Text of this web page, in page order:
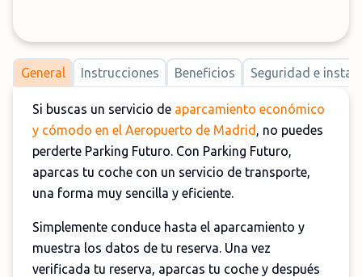
General Instrucciones Beneficios Seguridad e
Si buscas un servicio de aparcamiento económico
y cómodo en el Aeropuerto de Madrid , no puedes
perderte Parking Futuro. Con Parking Futuro,
aparcas tu coche con un servicio de transporte,
una forma muy sencilla y eficiente.
Simplemente conduce hasta el aparcamiento y
muestra los datos de tu reserva. Una vez
verificada tu reserva, aparcas tu coche y después